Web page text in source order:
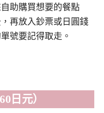
助購買想要的餐點
再放入鈔票或日圓錢
號要記得取走。
日元）